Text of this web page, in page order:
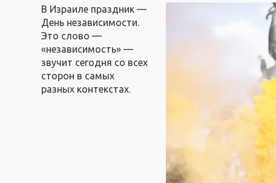
В Израиле праздник —
День независимости.
Это слово —
«независимость» —
звучит сегодня со всех
сторон в самых
разных контекстах.